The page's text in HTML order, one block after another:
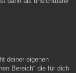
deiner eigenen
Bereich“ die für dich